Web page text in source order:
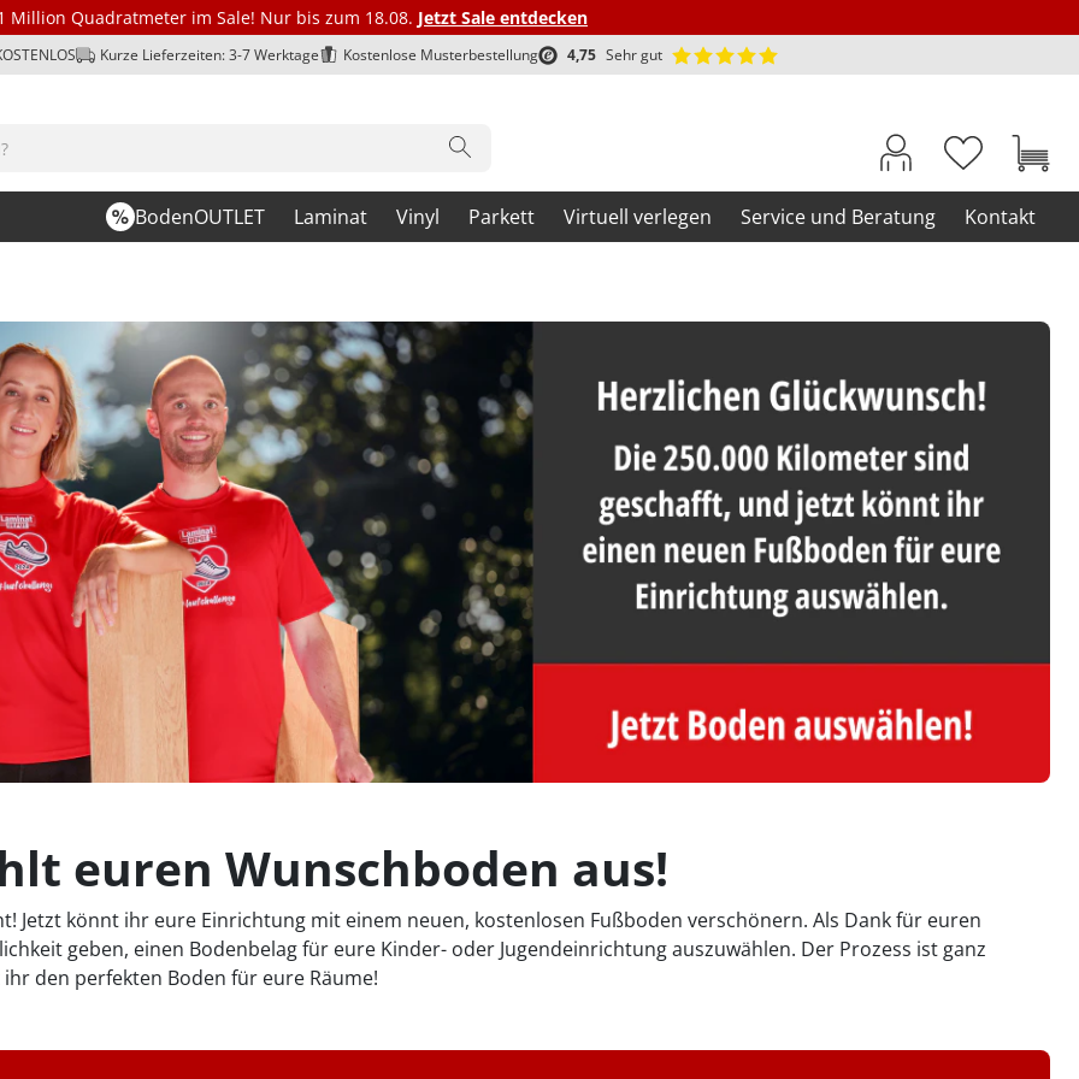
Million Quadratmeter im Sale! Nur bis zum 18.08. Jetzt Sale entdecken
Kurze Lieferzeiten: 3-7 Werktage Kostenlose Musterbestellung 4,75 Sehr gut
BodenOUTLET Laminat Vinyl Parkett Virtuell verlegen Service und Beratung Kontakt
euren Wunschboden aus!
Jetzt könnt ihr eure Einrichtung mit einem neuen, kostenlosen Fußboden verschönern. Als Dank für euren
geben, einen Bodenbelag für eure Kinder- oder Jugendeinrichtung auszuwählen. Der Prozess ist ganz
den perfekten Boden für eure Räume!